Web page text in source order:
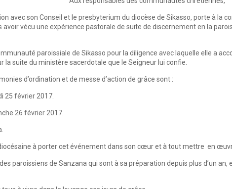
avec son Conseil et le presbyterium du diocèse de Sikasso, porte à la
avoir vécu une expérience pastorale de suite de discernement en la
paroissiale de Sikasso pour la diligence avec laquelle elle a
la suite du ministère sacerdotale que le Seigneur lui confie.
d’ordination et de messe d’action de grâce sont :
25 février 2017.
26 février 2017.
diocésaine à porter cet événement dans son cœur et à tout mettre en
paroissiens de Sanzana qui sont à sa préparation depuis plus d’un